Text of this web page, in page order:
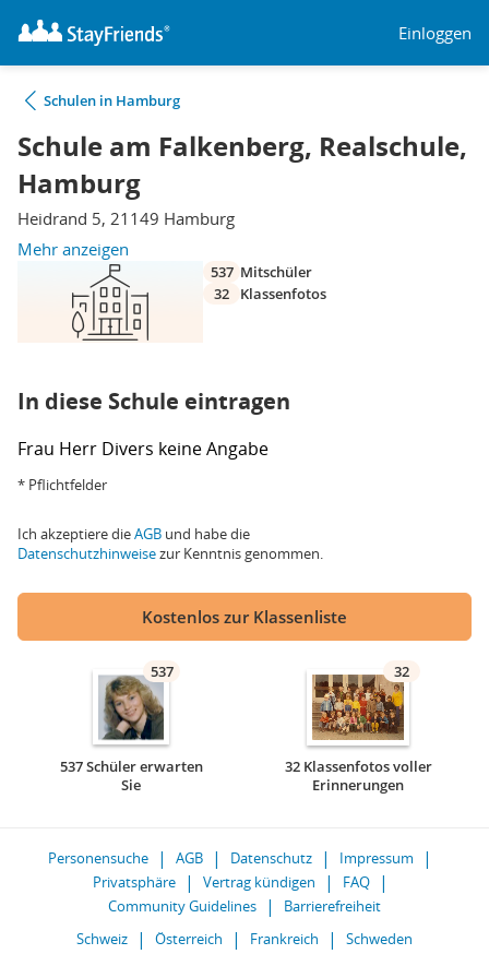
Einloggen
Schulen in Hamburg
Schule am Falkenberg, Realschule,
Hamburg
Heidrand 5, 21149 Hamburg
Mehr anzeigen
537 Mitschüler
32
Klassenfotos
In diese Schule eintragen
Frau Herr Divers keine Angabe
* Pflichtfelder
Ich akzeptiere dieAGB und habe die
Datenschutzhinweisezur Kenntnis genommen.
Kostenlos zur Klassenliste
537
537 Schüler erwarten
Sie
32
32 Klassenfotos voller
Erinnerungen
Personensuche AGB Datenschutz
Impressum
Privatsphäre
Vertrag kündigen
FAQ
Community Guidelines
Barrierefreiheit
Schweiz
Österreich Frankreich Schweden